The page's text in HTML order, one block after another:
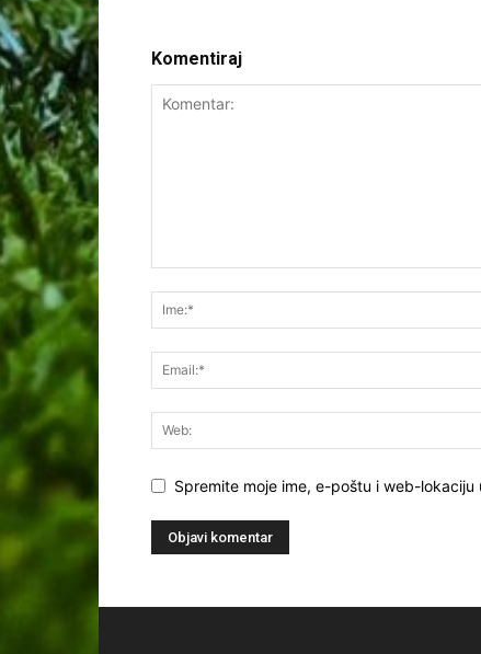
Komentiraj
Spremite moje ime, e-poštu i web-